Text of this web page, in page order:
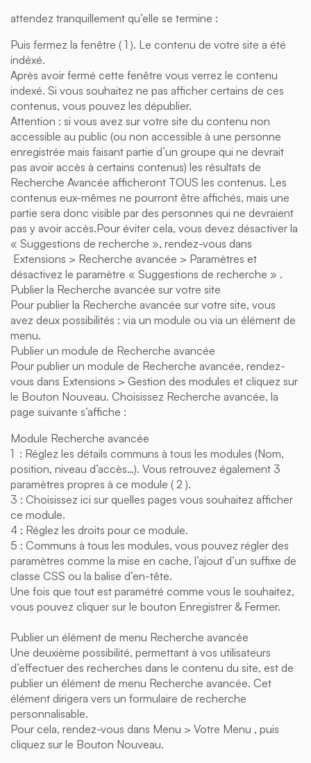
attendez tranquillement qu’elle se termine :
Puis fermez la fenêtre ( 1 ). Le contenu de votre site a été
indéxé.
Après avoir fermé cette fenêtre vous verrez le contenu
indexé. Si vous souhaitez ne pas afficher certains de ces
contenus, vous pouvez les dépublier.
Attention : si vous avez sur votre site du contenu non
accessible au public (ou non accessible à une personne
enregistrée mais faisant partie d’un groupe qui ne devrait
pas avoir accès à certains contenus) les résultats de
Recherche Avancée afficheront TOUS les contenus. Les
contenus eux-mêmes ne pourront être affichés, mais une
partie sera donc visible par des personnes qui ne devraient
pas y avoir accès.Pour éviter cela, vous devez désactiver la
« Suggestions de recherche », rendez-vous dans
Extensions > Recherche avancée > Paramètres et
désactivez le paramètre « Suggestions de recherche » .
Publier la Recherche avancée sur votre site
Pour publier la Recherche avancée sur votre site, vous
avez deux possibilités : via un module ou via un élément de
menu.
Publier un module de Recherche avancée
Pour publier un module de Recherche avancée, rendez-
vous dans Extensions > Gestion des modules et cliquez sur
le Bouton Nouveau. Choisissez Recherche avancée, la
page suivante s’affiche :
Module Recherche avancée
1 : Réglez les détails communs à tous les modules (Nom,
position, niveau d’accès…). Vous retrouvez également 3
paramètres propres à ce module ( 2 ).
3 : Choisissez ici sur quelles pages vous souhaitez afficher
ce module.
4 : Réglez les droits pour ce module.
5 : Communs à tous les modules, vous pouvez régler des
paramètres comme la mise en cache, l’ajout d’un suffixe de
classe CSS ou la balise d’en-tête.
Une fois que tout est paramétré comme vous le souhaitez,
vous pouvez cliquer sur le bouton Enregistrer & Fermer.
Publier un élément de menu Recherche avancée
Une deuxième possibilité, permettant à vos utilisateurs
d’effectuer des recherches dans le contenu du site, est de
publier un élément de menu Recherche avancée. Cet
élément dirigera vers un formulaire de recherche
personnalisable.
Pour cela, rendez-vous dans Menu > Votre Menu , puis
cliquez sur le Bouton Nouveau.